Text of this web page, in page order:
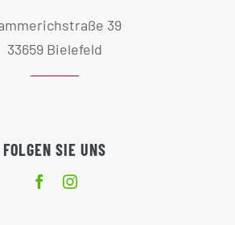
39
33659 Bielefeld
FOLGEN SIE UNS